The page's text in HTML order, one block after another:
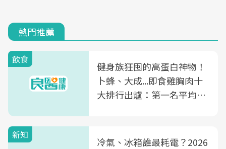
熱門推薦
飲食
健身族狂囤的高蛋白神物！
卜蜂、大成...即食雞胸肉十
大排行出爐：第一名平均一
新知
冷氣、冰箱誰最耗電？2026